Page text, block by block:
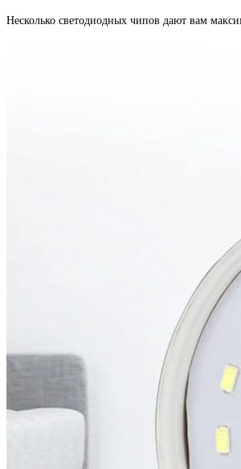
Несколько светодиодных чипов дают вам